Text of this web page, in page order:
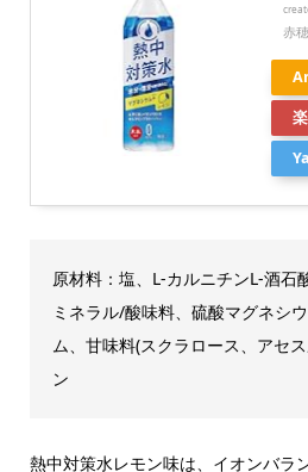
赤
原材料：‎塩、L-カルニチンL-酒石
ミネラル/酸味料、硫酸マグネシ
ム、甘味料(スクラロース、アセ
ン
熱中対策水レモン味は、イオンバラ